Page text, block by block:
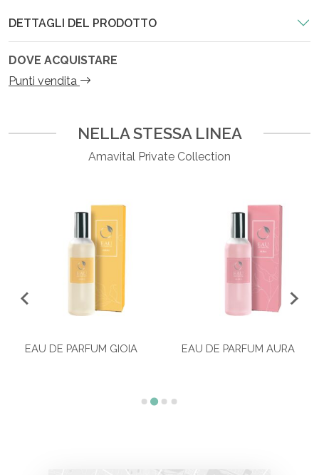
DETTAGLI DEL PRODOTTO
DOVE ACQUISTARE
Punti vendita
NELLA STESSA LINEA
Amavital Private Collection
EAU DE PARFUM GIOIA EAU DE PARFUM AURA